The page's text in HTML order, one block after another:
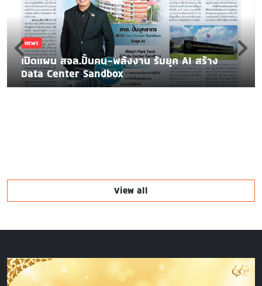
NEWS
เปิดแผน สจล.ปั้นคน-พลังงาน รับยุค AI สร้าง
Data Center Sandbox
View all